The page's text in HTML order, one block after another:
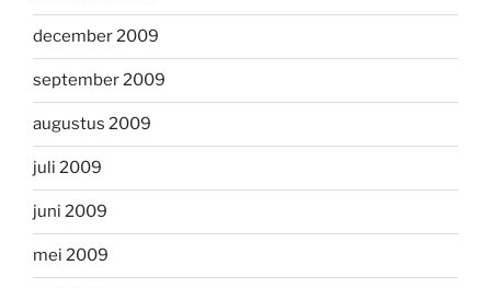
december 2009
september 2009
augustus 2009
juli 2009
juni 2009
mei 2009